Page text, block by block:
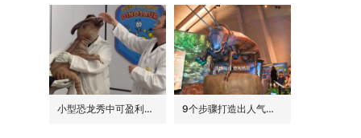
小型恐龙秀中可盈利的7种模式 9个步骤打造出人气旺的巨型昆虫世界展